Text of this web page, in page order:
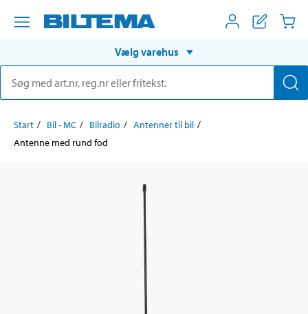
Vælg varehus
Start Bil - MC Bilradio
Antenner til bil
Antenne med rund fod